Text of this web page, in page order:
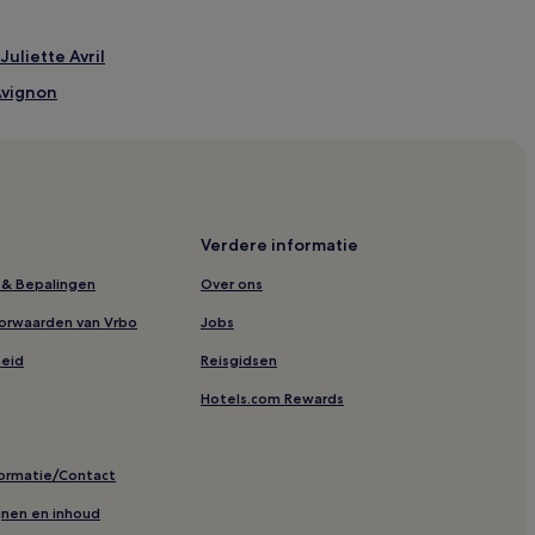
Avril
Bepalingen
van Vrbo
Contact
en inhoud
Verdere informatie
Over ons
Jobs
Reisgidsen
Hotels.com Rewards